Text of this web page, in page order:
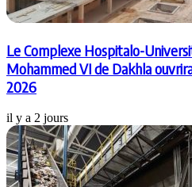
Le Complexe Hospitalo-
Mohammed VI de Dakhla
2026
il y a 2 jours